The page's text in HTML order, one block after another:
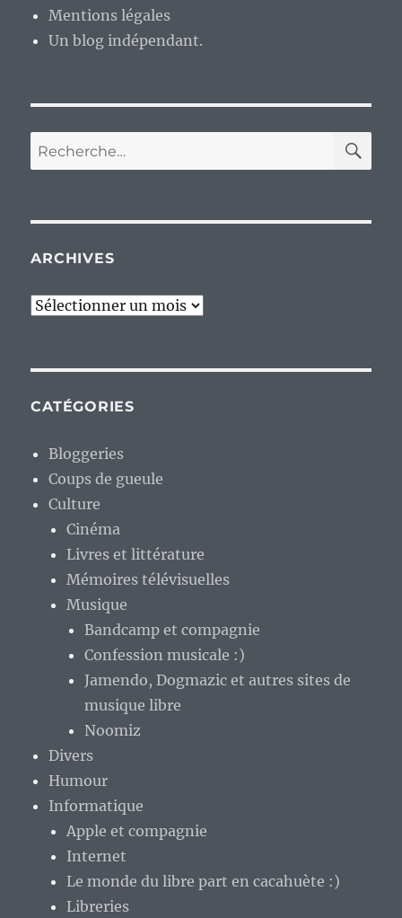
Mentions légales
Un blog indépendant.
Recherche
pour :
ARCHIVES
Archives
CATÉGORIES
Bloggeries
Coups de gueule
Culture
Cinéma
Livres et littérature
Mémoires télévisuelles
Musique
Bandcamp et compagnie
Confession musicale :)
Jamendo, Dogmazic et autres sites de
musique libre
Noomiz
Divers
Humour
Informatique
Apple et compagnie
Internet
Le monde du libre part en cacahuète :)
Libreries